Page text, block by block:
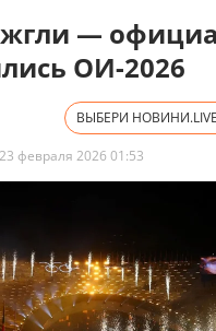
—
ОИ-2026
ВЫБЕРИ
23 февраля 2026 01:53